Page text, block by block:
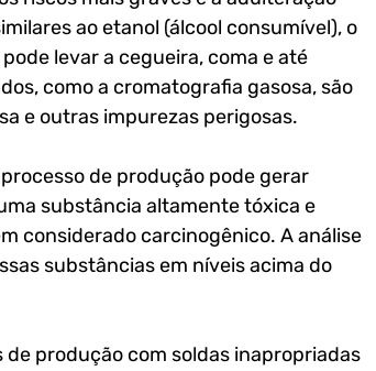
ao etanol (álcool consumível), o
levar a cegueira, coma e até
como a cromatografia gasosa, são
e outras impurezas perigosas.
de produção pode gerar
substância altamente tóxica e
considerado carcinogênico. A análise
substâncias em níveis acima do
de produção com soldas inapropriadas